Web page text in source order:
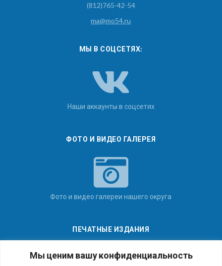
Мы ценим вашу конфиденциальность
(812)765-42-54
ma@mo54.ru
МЫ В СОЦСЕТЯХ:
Наши аккаунты в соцсетях
ФОТО И ВИДЕО ГАЛЕРЕЯ
Фото и видео галереи нашего округа
ПЕЧАТНЫЕ ИЗДАНИЯ